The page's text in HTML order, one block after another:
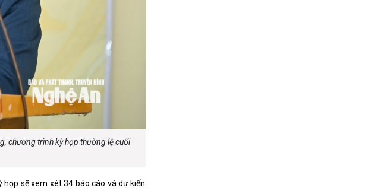
chương trình kỳ họp thường lệ cuối
sẽ xem xét 34 báo cáo và dự kiến